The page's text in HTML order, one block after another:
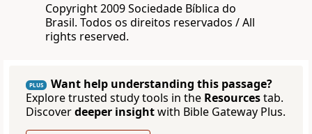
Copyright 2009 Sociedade Bíblica do
Brasil. Todos os direitos reservados / All
rights reserved.
PLUS
Want help understanding this passage?
Explore trusted study tools in the Resourcestab.
Discoverdeeper insightwith Bible Gateway Plus.